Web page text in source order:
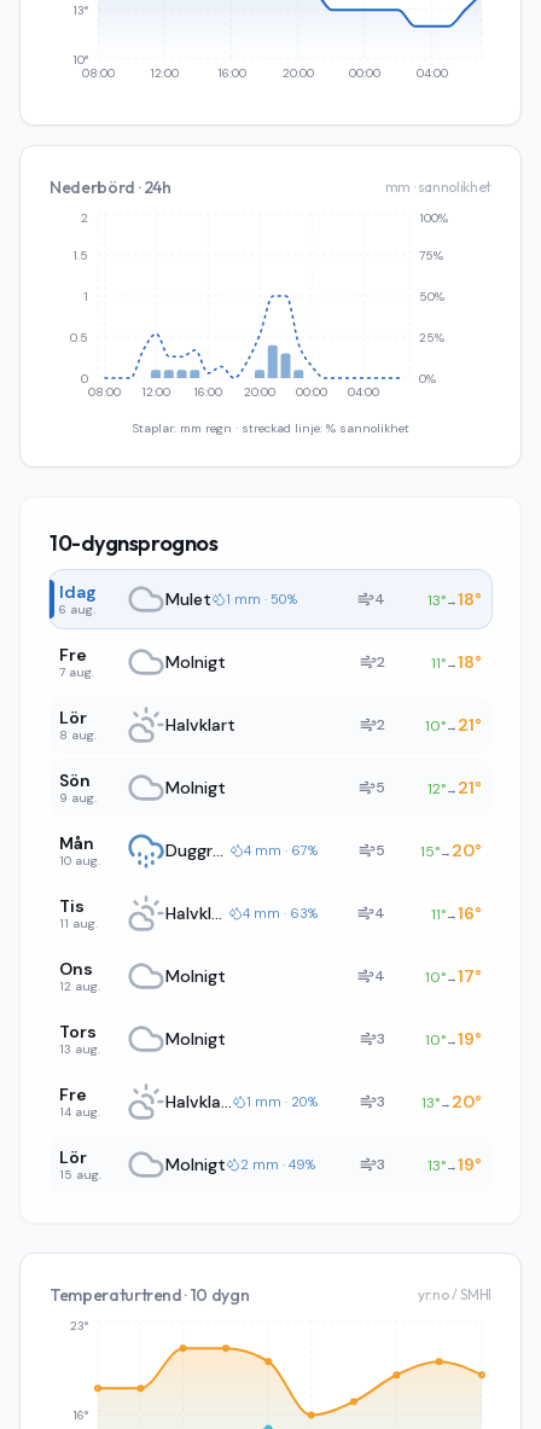
08:00 12:00 16:00 20:00 00:00 04:00
10°
13°
Nederbörd · 24h mm · sannolikhet
08:00 12:00 16:00 20:00 00:00 04:00
0
0.5
1
1.5
2
0%
25%
50%
75%
100%
Staplar: mm regn · streckad linje: % sannolikhet
10-dygnsprognos
Idag
6 aug. Mulet 1 mm · 50% 4 13°→18°
Fre
7 aug. Molnigt 2 11°→18°
Lör
8 aug. Halvklart 2 10°→ 21°
Sön
9 aug. Molnigt 5 12°→ 21°
Mån
10 aug. Duggregn 4 mm · 67% 5 15°→ 20°
Tis
11 aug. Halvklart 4 mm · 63% 4 11°→16°
Ons
12 aug. Molnigt 4 10°→17°
Tors
13 aug. Molnigt 3 10°→19°
Fre
14 aug. Halvklart 1 mm · 20% 3 13°→ 20°
Lör
15 aug. Molnigt 2 mm · 49% 3 13°→19°
Temperaturtrend · 10 dygn yr.no / SMHI
16°
23°